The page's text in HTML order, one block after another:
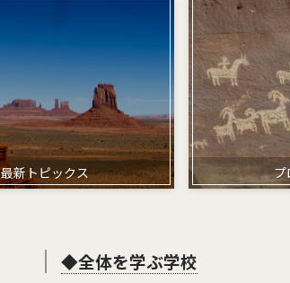
最新トピックス プ
◆全体を学ぶ学校